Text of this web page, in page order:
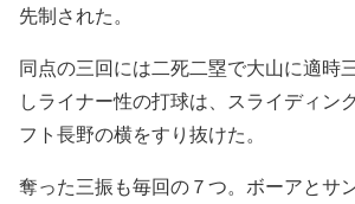
先制された。
同点の三回には二死二塁で大山に適時
しライナー性の打球は、スライディン
フト長野の横をすり抜けた。
奪った三振も毎回の７つ。ボーアとサ